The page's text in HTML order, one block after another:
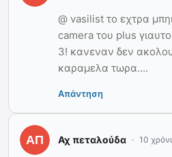
@ vasilist το εχτρα
camera του plus γιαυτο
3! κανεναν δεν
καραμελα τωρα….
Απάντηση
Αχ πεταλούδα 10